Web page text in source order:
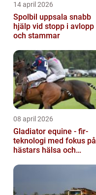
14 april 2026
Spolbil uppsala snabb
hjälp vid stopp i avlopp
och stammar
08 april 2026
Gladiator equine - fir-
teknologi med fokus på
hästars hälsa och